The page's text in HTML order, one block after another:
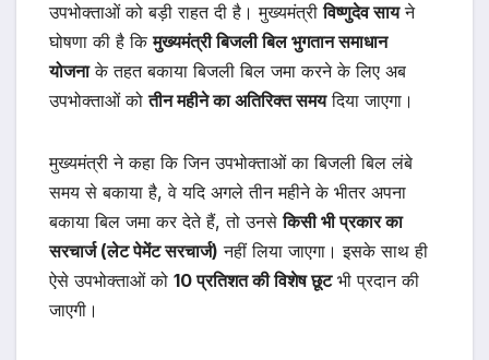
उपभोक्ताओं को बड़ी राहत दी है। मुख्यमंत्रीविष्णुदेव सायने
घोषणा की है किमुख्यमंत्री बिजली बिल भुगतान समाधान
योजनाके तहत बकाया बिजली बिल जमा करने के लिए अब
उपभोक्ताओं कोतीन महीने का अतिरिक्त समयदिया जाएगा।
मुख्यमंत्री ने कहा कि जिन उपभोक्ताओं का बिजली बिल लंबे
समय से बकाया है, वे यदि अगले तीन महीने के भीतर अपना
बकाया बिल जमा कर देते हैं, तो उनसेकिसी भी प्रकार का
सरचार्ज (लेट पेमेंट सरचार्ज) नहीं लिया जाएगा। इसके साथ ही
ऐसे उपभोक्ताओं को 10 प्रतिशत की विशेष छूटभी प्रदान की
जाएगी।